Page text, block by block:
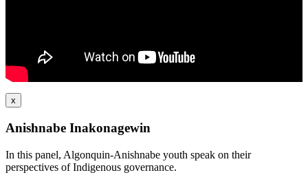
x
Anishnabe Inakonagewin
In this panel, Algonquin-Anishnabe youth speak on their
perspectives of Indigenous governance.